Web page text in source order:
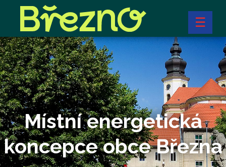
☰
Místní energetická
koncepce obce Března